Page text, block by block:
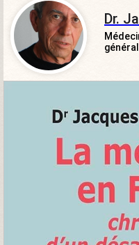
Dr.